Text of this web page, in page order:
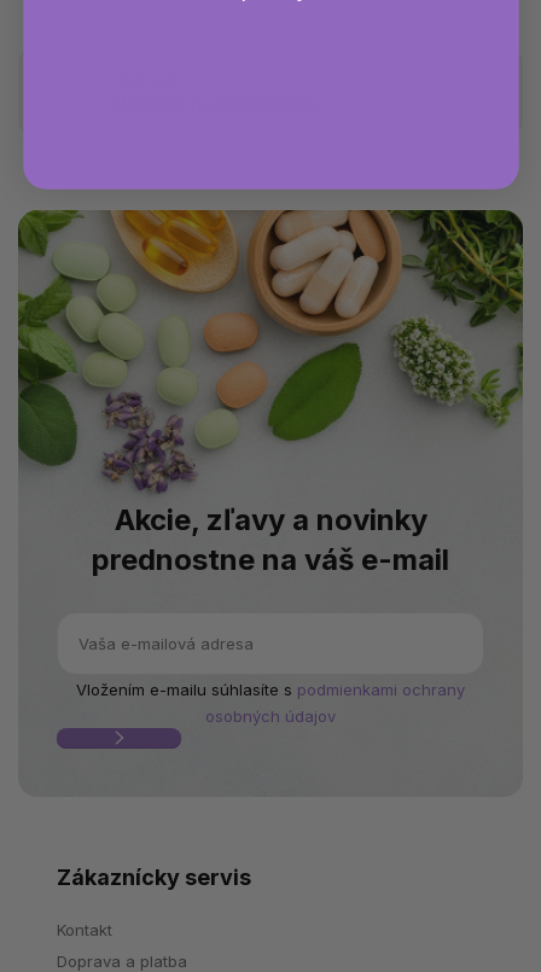
Akcie, zľavy a novinky
prednostne na váš e-mail
Vložením e-mailu súhlasíte s podmienkami ochrany
osobných údajov
Zákaznícky servis
Kontakt
Doprava a platba